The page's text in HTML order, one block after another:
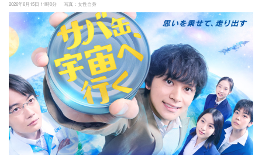
2026年6月15日 11時0分 写真：女性自身